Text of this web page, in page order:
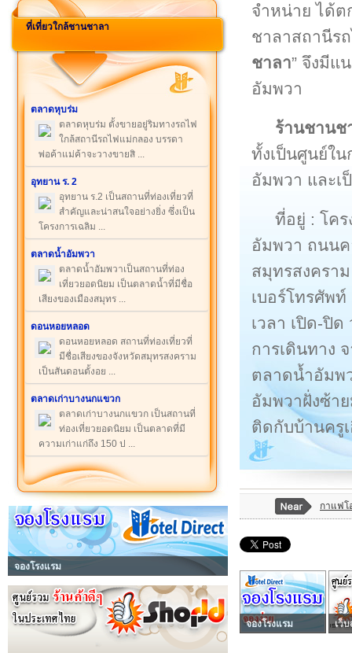
ที่เที่ยวใกล้ชานชาลา
ตลาดหุบร่ม
ตลาดหุบร่ม ตั้งขายอยู่ริมทางรถไฟ
ใกล้สถานีรถไฟแม่กลอง บรรดา
พ่อค้าแม่ค้าจะวางขายสิ ...
อุทยาน ร. 2
อุทยาน ร.2 เป็นสถานที่ท่องเที่ยวที่
สำคัญและน่าสนใจอย่างยิ่ง ซึ่งเป็น
โครงการเฉลิม ...
ตลาดน้ำอัมพวา
ตลาดน้ำอัมพวาเป็นสถานที่ท่อง
เที่ยวยอดนิยม เป็นตลาดน้ำที่มีชื่อ
เสียงของเมืองสมุทร ...
ดอนหอยหลอด
ดอนหอยหลอด สถานที่ท่องเที่ยวที่
มีชื่อเสียงของจังหวัดสมุทรสงคราม
เป็นสันดอนตั้งอย ...
ตลาดเก่าบางนกแขวก
ตลาดเก่าบางนกแขวก เป็นสถานที่
ท่องเที่ยวยอดนิยม เป็นตลาดที่มี
ความเก่าแก่ถึง 150 ป ...
จองโรงแรม
จำหน่าย ได้
ชาลาสถานีร
ชาลา” จึงมีแ
อัมพวา
ร้านชานช
ทั้งเป็นศูนย์ใ
อัมพวา และ
ที่อยู่ : โค
อัมพวา ถนน
สมุทรสงครา
เบอร์โทรศัพท์
เวลา เปิด-ปิ
การเดินทาง
ตลาดน้ำอัมพ
อัมพวาฝั่งซ้า
ติดกับบ้านครู
กาแฟโ
จองโรงแรม เว็บ